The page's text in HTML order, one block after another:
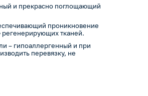
и прекрасно поглощающий
проникновение
регенерирующих тканей.
– гипоаллергенный и при
перевязку, не